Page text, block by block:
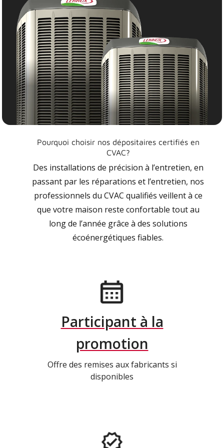
Pourquoi choisir nos dépositaires certifiés en
CVAC?
Des installations de précision à l’entretien, en
passant par les réparations et l’entretien, nos
professionnels du CVAC qualifiés veillent à ce
que votre maison reste confortable tout au
long de l’année grâce à des solutions
écoénergétiques fiables.
Participant à la
promotion
Offre des remises aux fabricants si
disponibles